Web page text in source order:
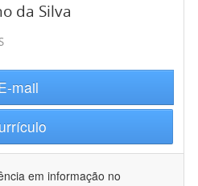
da Silva
mail
em informação no